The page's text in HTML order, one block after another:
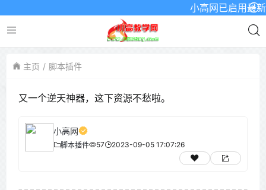
小高网已启用最新
主页 脚本插件
又一个逆天神器，这下资源不愁啦。
小高网
脚本插件 57 2023-09-05 17:07:26